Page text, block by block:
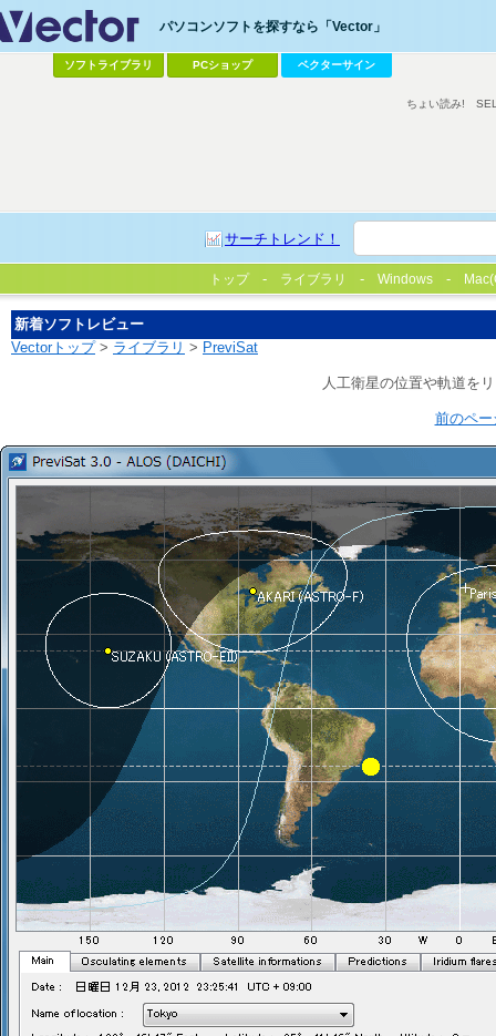
パソコンソフトを探すなら「Vector」
ソフトライブラリ PCショップ ベクターサイン
サーチトレンド！
ちょい読み!
トップ ライブラリ Windows
新着ソフトレビュー
Vectorトップ> ライブラリ > PreviSat
人工衛星の位置や軌道を
前のペ